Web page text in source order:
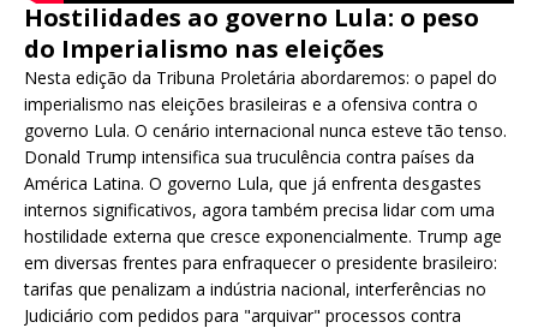
Hostilidades ao governo Lula: o peso
do Imperialismo nas eleições
Nesta edição da Tribuna Proletária abordaremos: o papel do
imperialismo nas eleições brasileiras e a ofensiva contra o
governo Lula. O cenário internacional nunca esteve tão tenso.
Donald Trump intensifica sua truculência contra países da
América Latina. O governo Lula, que já enfrenta desgastes
internos significativos, agora também precisa lidar com uma
hostilidade externa que cresce exponencialmente. Trump age
em diversas frentes para enfraquecer o presidente brasileiro:
tarifas que penalizam a indústria nacional, interferências no
Judiciário com pedidos para "arquivar" processos contra